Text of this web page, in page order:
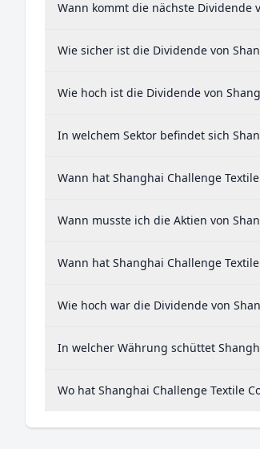
Wann kommt die nächste Dividende
Wie sicher ist die Dividende von
Wie hoch ist die Dividende von
In welchem Sektor befindet sich
Wann hat Shanghai Challenge
Wann musste ich die Aktien von
Wann hat Shanghai Challenge
Wie hoch war die Dividende von
In welcher Währung schüttet
Wo hat Shanghai Challenge Textile